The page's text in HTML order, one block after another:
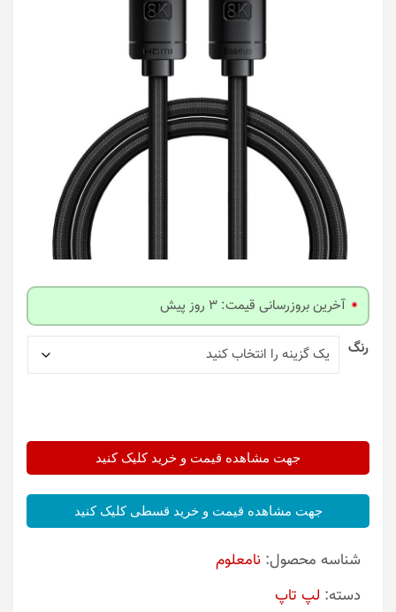
آخرین بروزرسانی قیمت: 3 روز پیش
رنگ
جهت مشاهده قیمت و خرید کلیک کنید
جهت مشاهده قیمت و خرید قسطی کلیک کنید
شناسه محصول: نامعلوم
دسته: لپ تاپ